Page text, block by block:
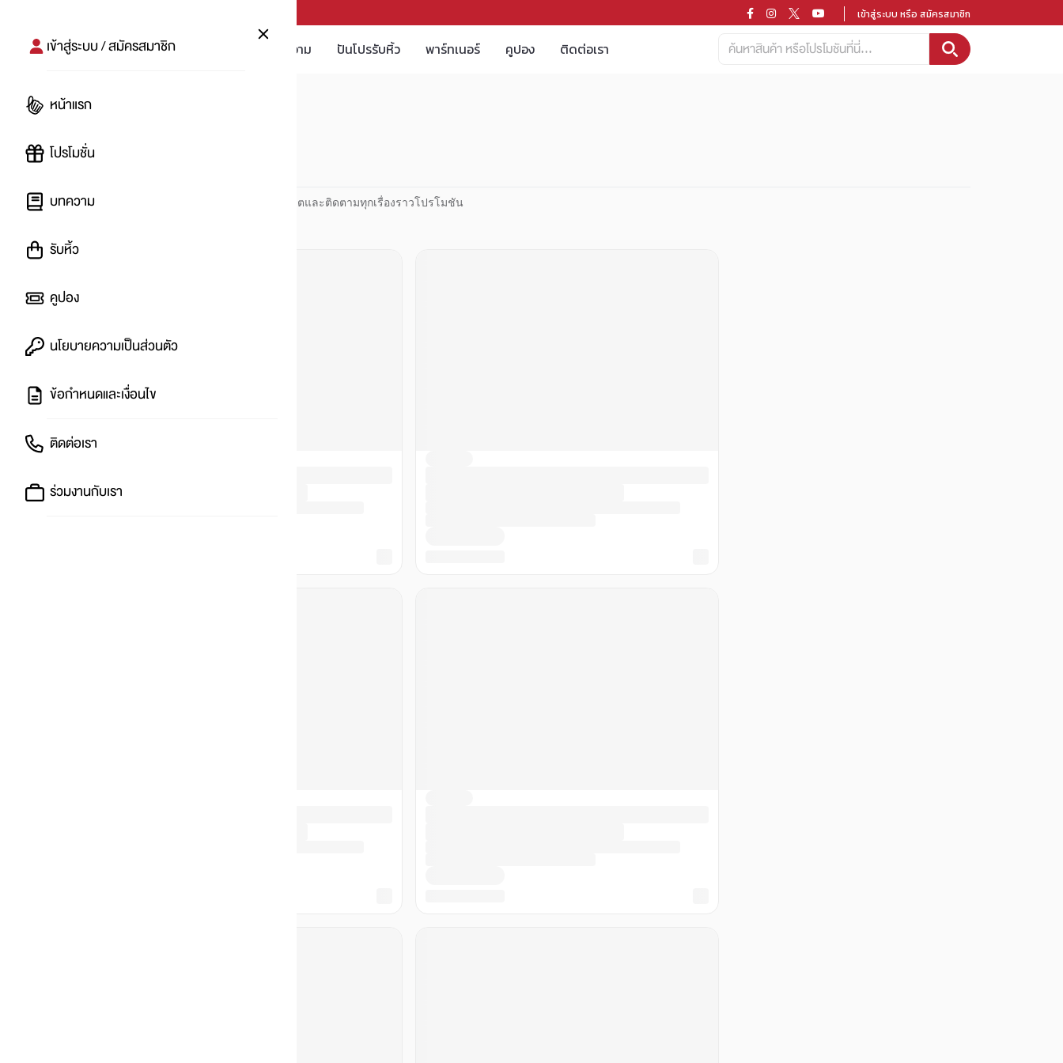
เข้าสู่ระบบ หรือ สมัครสมาชิก
บทความ ปันโปรรับหิ้ว พาร์ทเนอร์ คูปอง ติดต่อเรา
เข้าสู่ระบบ / สมัครสมาชิก
หน้าแรก
โปรโมชั่น
บทความ
รับหิ้ว
คูปอง
นโยบายความเป็นส่วนตัว
ข้อกำหนดและเงื่อนไข
ติดต่อเรา
ร่วมงานกับเรา
#
ปันโปร PUNPRO ที่ 1 ด้านโปรโมชัน อัปเดตและติดตามทุกเรื่องราวโปรโมชัน